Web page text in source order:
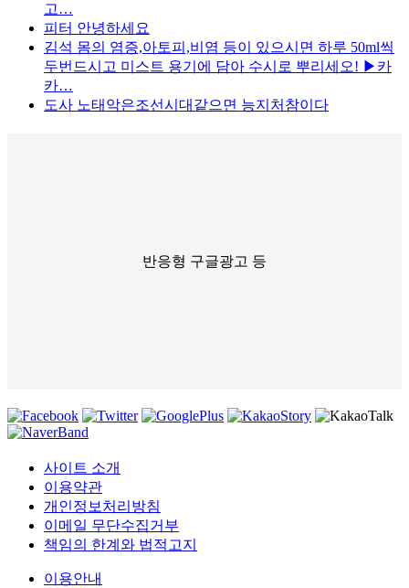
고…
피터 안녕하세요
김석 몸의 염증,아토피,비염 등이 있으시면 하루 50ml씩
두번드시고 미스트 용기에 담아 수시로 뿌리세오! ▶카
카…
도사 노태악은조선시대같으면 능지처참이다
반응형 구글광고 등
사이트 소개
이용약관
개인정보처리방침
이메일 무단수집거부
책임의 한계와 법적고지
이용안내